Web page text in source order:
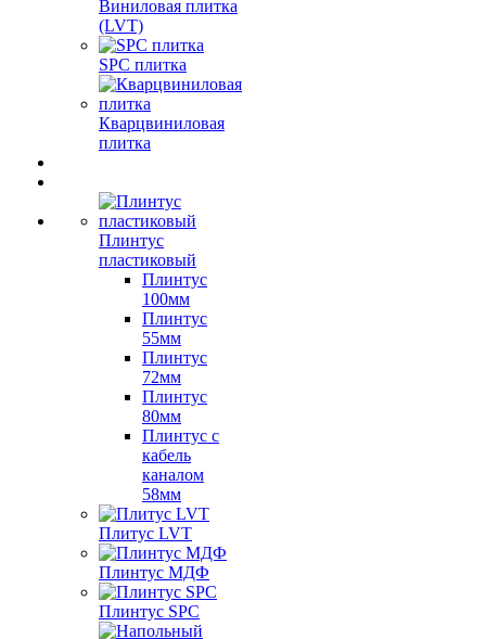
Виниловая плитка
(LVT)
SPC плитка
Кварцвиниловая
плитка
Плинтус
пластиковый
Плинтус
100мм
Плинтус
55мм
Плинтус
72мм
Плинтус
80мм
Плинтус с
кабель
каналом
58мм
Плитус LVT
Плинтус МДФ
Плинтус SPC